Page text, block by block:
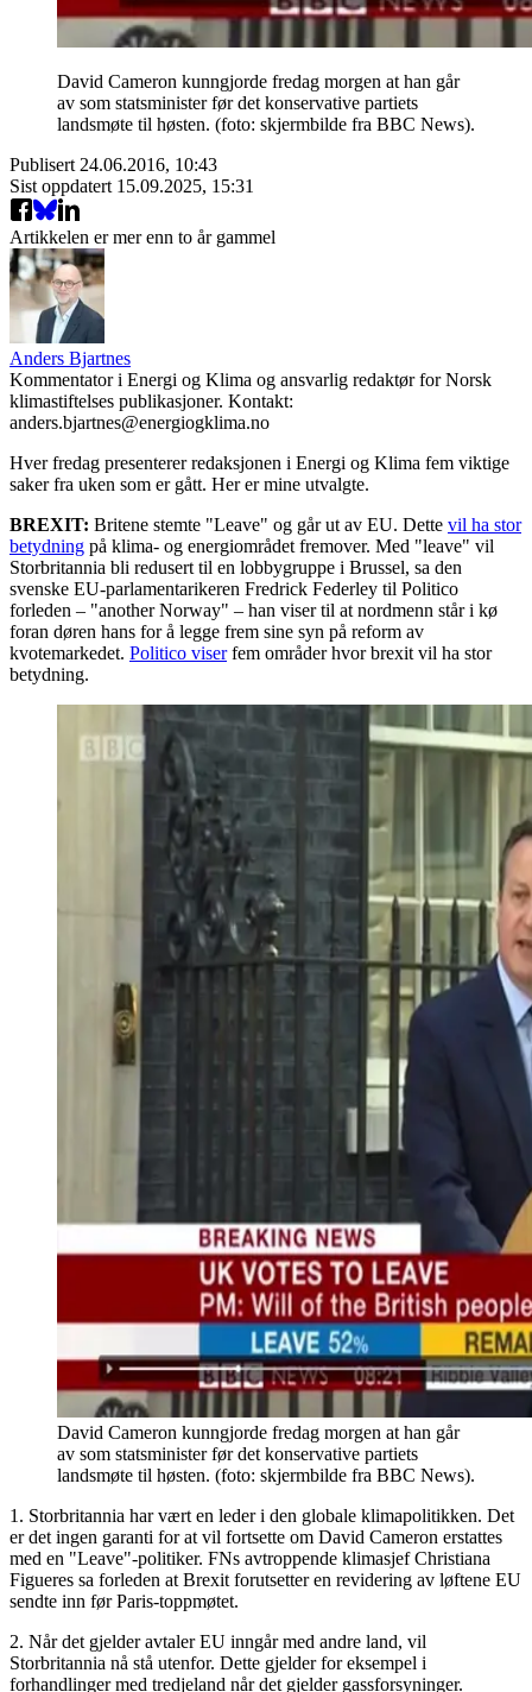
David Cameron kunngjorde fredag morgen at han går
av som statsminister før det konservative partiets
landsmøte til høsten. (foto: skjermbilde fra BBC News).
Publisert 24.06.2016, 10:43
Sist oppdatert 15.09.2025, 15:31
Artikkelen er mer enn to år gammel
Anders Bjartnes
Kommentator i Energi og Klima og ansvarlig redaktør for Norsk
klimastiftelses publikasjoner. Kontakt:
anders.bjartnes@energiogklima.no
Hver fredag presenterer redaksjonen i Energi og Klima fem viktige
saker fra uken som er gått. Her er mine utvalgte.
BREXIT: Britene stemte "Leave" og går ut av EU. Dette vil ha stor
betydning på klima- og energiområdet fremover. Med "leave" vil
Storbritannia bli redusert til en lobbygruppe i Brussel, sa den
svenske EU-parlamentarikeren Fredrick Federley til Politico
forleden – "another Norway" – han viser til at nordmenn står i kø
foran døren hans for å legge frem sine syn på reform av
kvotemarkedet. Politico viserfem områder hvor brexit vil ha stor
betydning.
David Cameron kunngjorde fredag morgen at han går
av som statsminister før det konservative partiets
landsmøte til høsten. (foto: skjermbilde fra BBC News).
1. Storbritannia har vært en leder i den globale klimapolitikken. Det
er det ingen garanti for at vil fortsette om David Cameron erstattes
med en "Leave"-politiker. FNs avtroppende klimasjef Christiana
Figueres sa forleden at Brexit forutsetter en revidering av løftene EU
sendte inn før Paris-toppmøtet.
2. Når det gjelder avtaler EU inngår med andre land, vil
Storbritannia nå stå utenfor. Dette gjelder for eksempel i
forhandlinger med tredjeland når det gjelder gassforsyninger.